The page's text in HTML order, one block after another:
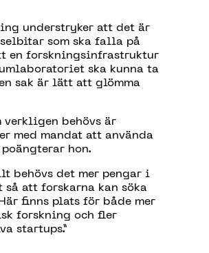
understryker att det är
som ska falla på
en forskningsinfrastruktur
ska kunna ta
sak är lätt att glömma
verkligen behövs är
med mandat att använda
poängterar hon.
behövs det mer pengar i
så att forskarna kan söka
finns plats för både mer
forskning och fler
startups.”